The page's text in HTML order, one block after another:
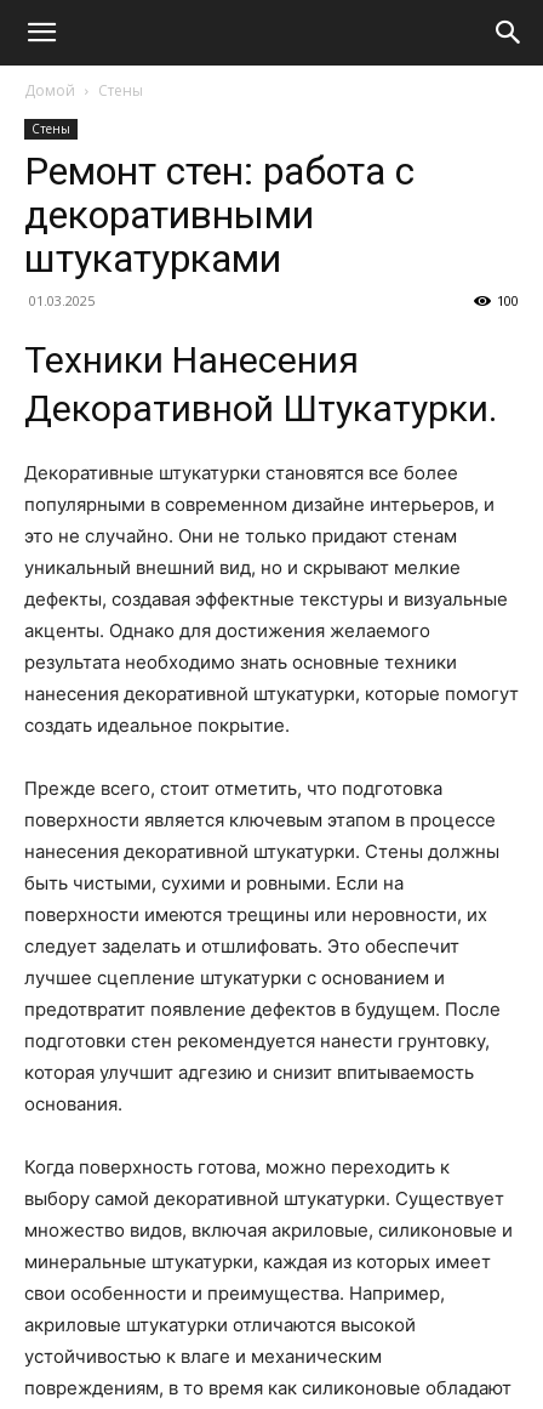
Домой Стены
Стены
Ремонт стен: работа с
декоративными
штукатурками
01.03.2025 100
Техники Нанесения
Декоративной Штукатурки.
Декоративные штукатурки становятся все более
популярными в современном дизайне интерьеров, и
это не случайно. Они не только придают стенам
уникальный внешний вид, но и скрывают мелкие
дефекты, создавая эффектные текстуры и визуальные
акценты. Однако для достижения желаемого
результата необходимо знать основные техники
нанесения декоративной штукатурки, которые помогут
создать идеальное покрытие.
Прежде всего, стоит отметить, что подготовка
поверхности является ключевым этапом в процессе
нанесения декоративной штукатурки. Стены должны
быть чистыми, сухими и ровными. Если на
поверхности имеются трещины или неровности, их
следует заделать и отшлифовать. Это обеспечит
лучшее сцепление штукатурки с основанием и
предотвратит появление дефектов в будущем. После
подготовки стен рекомендуется нанести грунтовку,
которая улучшит адгезию и снизит впитываемость
основания.
Когда поверхность готова, можно переходить к
выбору самой декоративной штукатурки. Существует
множество видов, включая акриловые, силиконовые и
минеральные штукатурки, каждая из которых имеет
свои особенности и преимущества. Например,
акриловые штукатурки отличаются высокой
устойчивостью к влаге и механическим
повреждениям, в то время как силиконовые обладают